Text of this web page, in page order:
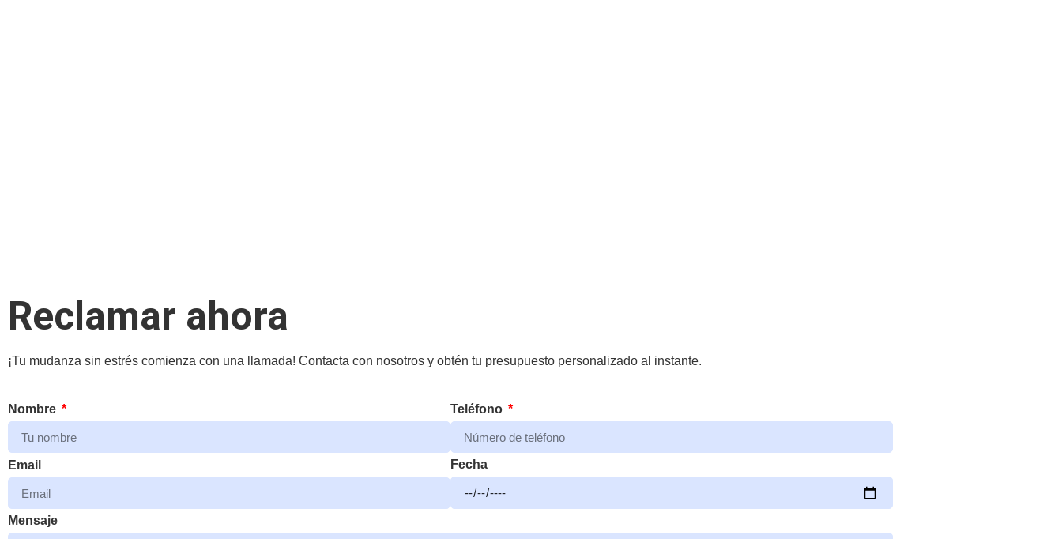
Reclamar ahora
¡Tu mudanza sin estrés comienza con una llamada! Contacta con nosotros y obtén tu presupuesto personalizado al instante.
Nombre Teléfono
Email Fecha
Mensaje